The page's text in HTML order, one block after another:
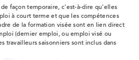
façon temporaire, c'est-à-dire qu'elles
à court terme et que les compétences
de la formation visée sont en lien direct
(dernier emploi, ou emploi visé ou
travailleurs saisonniers sont inclus dans